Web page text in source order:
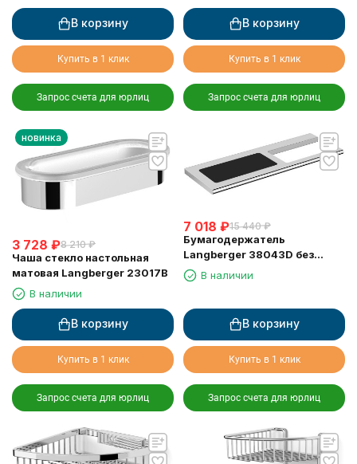
В корзину
Купить в 1 клик
Запрос счета для юрлиц
В корзину
Купить в 1 клик
Запрос счета для юрлиц
новинка
3 728 ₽8 210 ₽
Чаша стекло настольная
матовая Langberger 23017B
В наличии
В корзину
Купить в 1 клик
Запрос счета для юрлиц
7 018 ₽15 440 ₽
Бумагодержатель
Langberger 38043D без
крышки хром с полкой с
резиновым покрытием anti-
В наличии
В корзину
Купить в 1 клик
Запрос счета для юрлиц